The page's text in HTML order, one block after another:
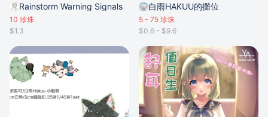
Rainstorm Warning Signals
10 珍珠
$1.3
白雨HAKUU的攤位
5 - 75 珍珠
$0.6 - $9.6